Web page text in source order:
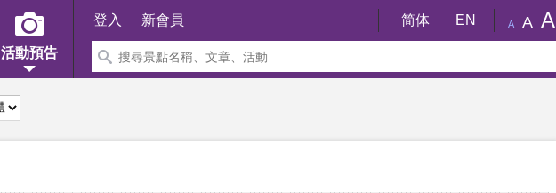
活動預告
登入 新會員 简体 EN A A A